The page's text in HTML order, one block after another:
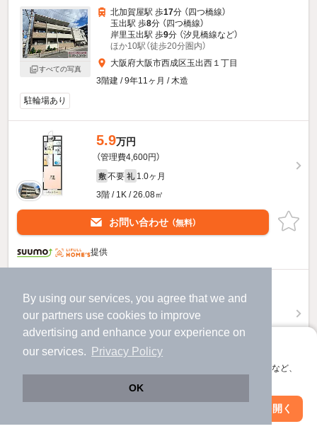
By using our services, you agree that we and
our partners use cookies to improve
advertising and enhance your experience on
our services.
Privacy Policy
OK
アプリに切り替えて、サクサクお部屋探し
会員登録なしですぐ使える。マップ検索やお気に入り保存など、
アプリを開く
すべての写真
北加賀屋駅 歩17分 （四つ橋線）
玉出駅 歩8分 （四つ橋線）
岸里玉出駅 歩9分 （汐見橋線など）
ほか10駅（徒歩20分圏内）
大阪府大阪市西成区玉出西１丁目
3階建 / 9年11ヶ月 / 木造
駐輪場あり
5.9万円
（管理費4,600円）
敷 不要 礼 1.0ヶ月
3階 / 1K / 26.08㎡
お問い合わせ （無料）
提供
（管理費4,600円）
ほか提供
絞り込み条件を変更